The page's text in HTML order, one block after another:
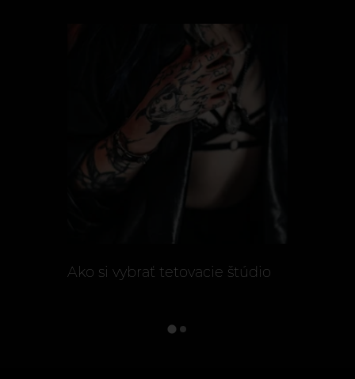
Ako si vybrať tetovacie štúdio